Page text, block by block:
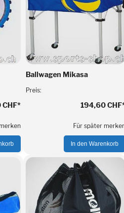
*
Ballwagen Mikasa
Preis:
194,60 CHF
Für später
In den Warenkorb